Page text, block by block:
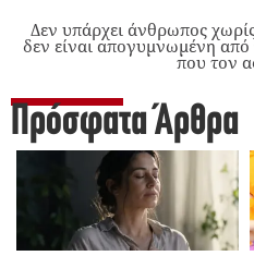
Δεν υπάρχει άνθρωπος
δεν είναι απογυμνωμένη
που τον
Πρόσφατα Άρθρα